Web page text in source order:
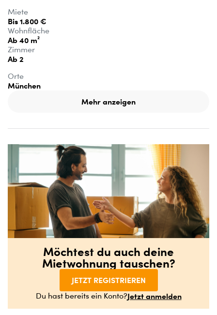
Miete
Bis 1.800 €
Wohnfläche
Ab 40 m²
Zimmer
Ab 2
Orte
München
Mehr anzeigen
Möchtest du auch deine
Mietwohnung tauschen?
JETZT REGISTRIEREN
Du hast bereits ein Konto?Jetzt anmelden